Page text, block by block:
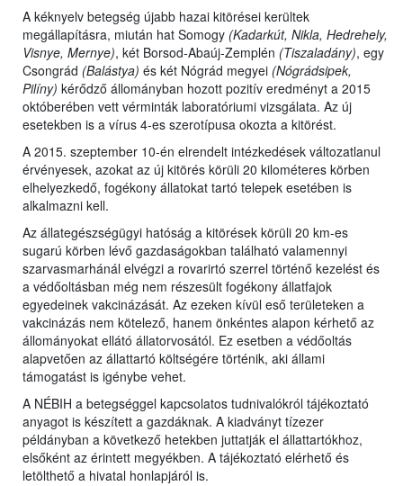
A kéknyelv betegség újabb hazai kitörései kerültek
megállapításra, miután hat Somogy (Kadarkút, Nikla, Hedrehely,
Visnye, Mernye), két Borsod-Abaúj-Zemplén (Tiszaladány), egy
Csongrád (Balástya) és két Nógrád megyei (Nógrádsipek,
Pilíny) kérődző állományban hozott pozitív eredményt a 2015
októberében vett vérminták laboratóriumi vizsgálata. Az új
esetekben is a vírus 4-es szerotípusa okozta a kitörést.
A 2015. szeptember 10-én elrendelt intézkedések változatlanul
érvényesek, azokat az új kitörés körüli 20 kilométeres körben
elhelyezkedő, fogékony állatokat tartó telepek esetében is
alkalmazni kell.
Az állategészségügyi hatóság a kitörések körüli 20 km-es
sugarú körben lévő gazdaságokban található valamennyi
szarvasmarhánál elvégzi a rovarirtó szerrel történő kezelést és
a védőoltásban még nem részesült fogékony állatfajok
egyedeinek vakcinázását. Az ezeken kívül eső területeken a
vakcinázás nem kötelező, hanem önkéntes alapon kérhető az
állományokat ellátó állatorvosától. Ez esetben a védőoltás
alapvetően az állattartó költségére történik, aki állami
támogatást is igénybe vehet.
A NÉBIH a betegséggel kapcsolatos tudnivalókról tájékoztató
anyagot is készített a gazdáknak. A kiadványt tízezer
példányban a következő hetekben juttatják el állattartókhoz,
elsőként az érintett megyékben. A tájékoztató elérhető és
letölthető a hivatal honlapjáról is.